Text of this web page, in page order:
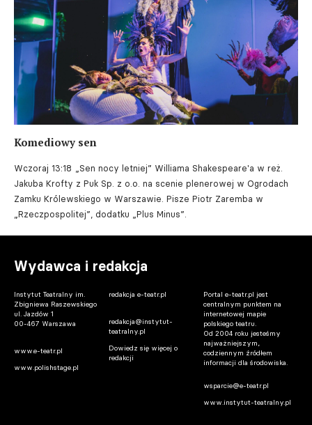
Komediowy sen
Wczoraj 13:18 „Sen nocy letniej” Williama Shakespeare'a w reż.
Jakuba Krofty z Puk Sp. z o.o. na scenie plenerowej w Ogrodach
Zamku Królewskiego w Warszawie. Pisze Piotr Zaremba w
„Rzeczpospolitej”, dodatku „Plus Minus”.
Wydawca i redakcja
Instytut Teatralny im.
Zbigniewa Raszewskiego
ul. Jazdów 1
00-467 Warszawa
www.e-teatr.pl
www.polishstage.pl
redakcja e-teatr.pl
redakcja@instytut-
teatralny.pl
Dowiedz się więcej o
redakcji
Portal e-teatr.pl jest
centralnym punktem na
internetowej mapie
polskiego teatru.
Od 2004 roku jesteśmy
najważniejszym,
codziennym źródłem
informacji dla środowiska.
wsparcie@e-teatr.pl
www.instytut-teatralny.pl